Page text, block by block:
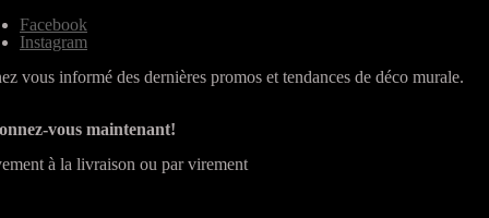
Facebook
Instagram
vous informé des dernières promos et tendances de déco murale.
vous maintenant!
à la livraison ou par virement